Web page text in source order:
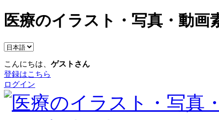
医療のイラスト・写真・動画
こんにちは、 ゲストさん
登録はこちら
ログイン